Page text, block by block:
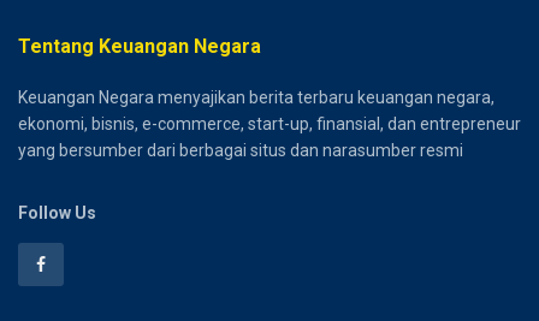
Tentang Keuangan Negara
Keuangan Negara menyajikan berita terbaru keuangan negara,
ekonomi, bisnis, e-commerce, start-up, finansial, dan entrepreneur
yang bersumber dari berbagai situs dan narasumber resmi
Follow Us